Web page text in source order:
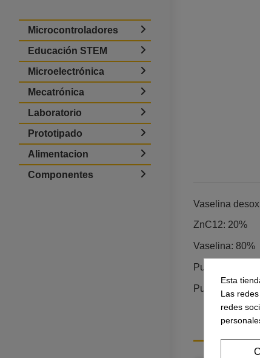
Microcontroladores
Educación STEM
Microelectrónica
Mecatrónica
Laboratorio
Prototipado
Alimentacion
Componentes
Vaselina
ZnC12: 20%
Vaselina: 80%
Punto de
Punto de
Esta
Las
redes